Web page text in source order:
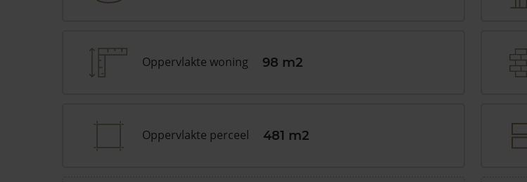
Oppervlakte woning 98 m2
Oppervlakte perceel 481 m2